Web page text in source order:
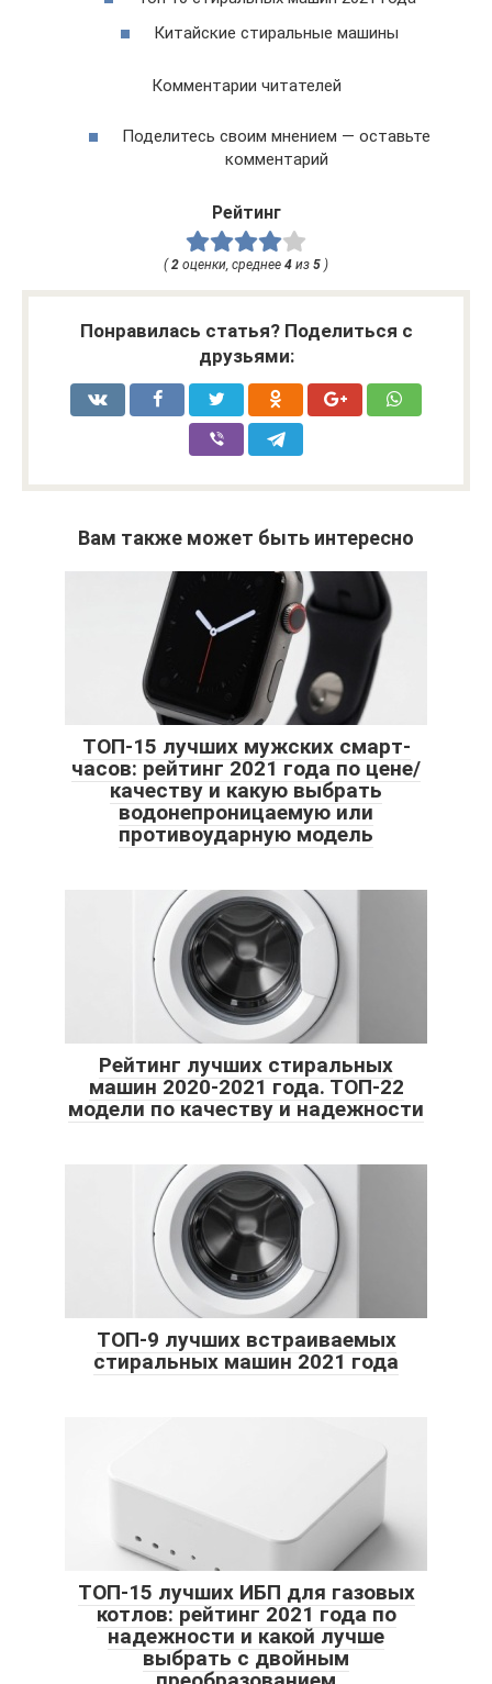
Китайские стиральные машины
Комментарии читателей
Поделитесь своим мнением — оставьте
комментарий
Рейтинг
(2 оценки, среднее 4 из 5 )
Понравилась статья? Поделиться с
друзьями:
Вам также может быть интересно
ТОП-15 лучших мужских смарт-
часов: рейтинг 2021 года по цене/
качеству и какую выбрать
водонепроницаемую или
противоударную модель
Рейтинг лучших стиральных
машин 2020-2021 года. ТОП-22
модели по качеству и надежности
ТОП-9 лучших встраиваемых
стиральных машин 2021 года
ТОП-15 лучших ИБП для газовых
котлов: рейтинг 2021 года по
надежности и какой лучше
выбрать с двойным